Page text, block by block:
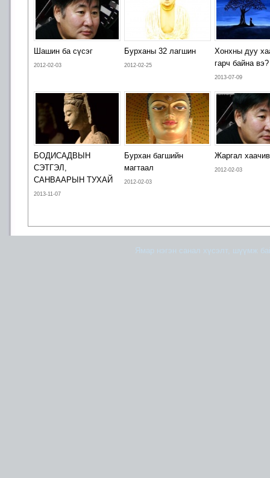
Шашин ба сүсэг
2012-02-03
Бурханы 32 лагшин
2012-02-25
Хонхны дуу
гарч байна вэ?
2013-07-09
БОДИСАДВЫН
СЭТГЭЛ,
САНВААРЫН ТУХАЙ
2013-11-07
Бурхан багшийн
магтаал
2012-02-03
Жаргал
2012-02-03
Ямар нэгэн санал хүсэлт, шүүмж